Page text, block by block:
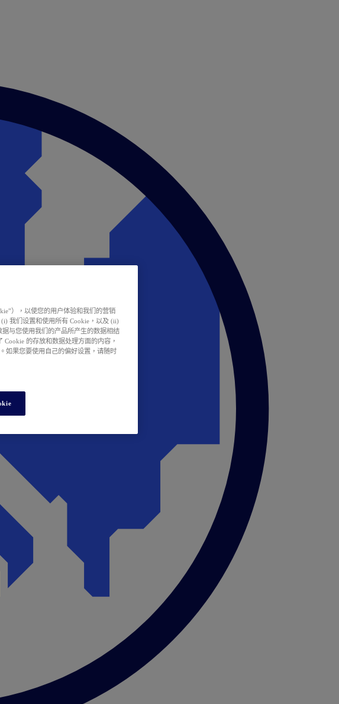
），以使您的用户体验和我们的营销
(i) 我们设置和使用所有 Cookie，以及 (ii)
与您使用我们的产品所产生的数据相结
Cookie 的存放和数据处理方面的内容，
如果您要使用自己的偏好设置，请随时